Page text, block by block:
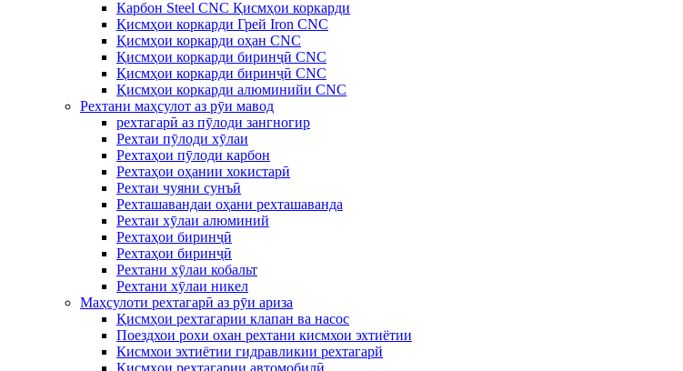
Карбон Steel CNC Қисмҳои коркарди
Қисмҳои коркарди Грей Iron CNC
Қисмҳои коркарди оҳан CNC
Қисмҳои коркарди биринҷӣ CNC
Қисмҳои коркарди биринҷӣ CNC
Қисмҳои коркарди алюминийи CNC
Рехтани маҳсулот аз рӯи мавод
рехтагарӣ аз пӯлоди зангногир
Рехтаи пӯлоди хӯлаи
Рехтаҳои пӯлоди карбон
Рехтаҳои оҳании хокистарӣ
Рехтаи чуяни сунъӣ
Рехташавандаи оҳани рехташаванда
Рехтаи хӯлаи алюминий
Рехтаҳои биринҷӣ
Рехтаҳои биринҷӣ
Рехтани хӯлаи кобальт
Рехтани хӯлаи никел
Маҳсулоти рехтагарӣ аз рӯи ариза
Қисмҳои рехтагарии клапан ва насос
Поездхои рохи охан рехтани кисмхои эхтиётии
Кисмхои эхтиётии гидравликии рехтагарй
Қисмҳои рехтагарии автомобилӣ